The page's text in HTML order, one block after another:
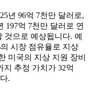
년 96억 7천만 달러로,
197억 7천만 달러로 연
것으로 예상됩니다. 예
시장 점유율로 지상
미국의 지상 지원 장비
지 추정 가치가 32억
.